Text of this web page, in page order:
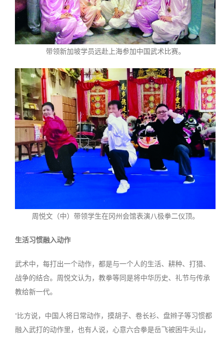
带领新加坡学员远赴上海参加中国武术比赛。
周悦文（中）带领学生在冈州会馆表演八极拳二仪顶。
生活习惯融入动作
武术中，每打出一个动作，都是与一个人的生活、耕种、打猎、
战争的结合。周悦文认为，教拳等同是将中华历史、礼节与传承
教给新一代。
“比方说，中国人将日常动作，摸胡子、卷长衫、盘辫子等习惯都
融入武打的动作里，也有人说，心意六合拳是岳飞被困牛头山，